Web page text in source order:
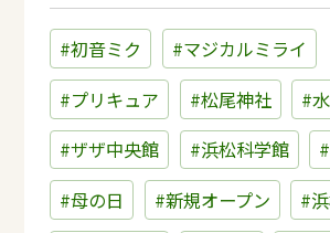
#初音ミク
#マジカルミライ
#プリキュア
#松尾神社
#
#ザザ中央館
#浜松科学館
#母の日
#新規オープン
#